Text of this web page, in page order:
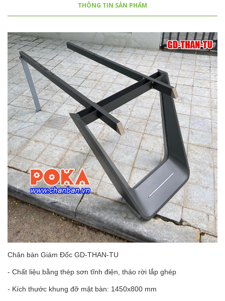
THÔNG TIN SẢN PHẨM
Chân bàn Giám Đốc GD-THAN-TU
- Chất liệu bằng thép sơn tĩnh điện, tháo rời lắp ghép
- Kích thước khung đỡ mặt bàn: 1450x800 mm